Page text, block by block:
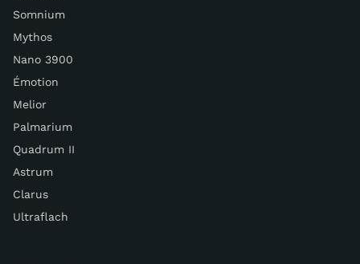
Somnium
Mythos
Nano 3900
Émotion
Melior
Palmarium
Quadrum II
Astrum
Clarus
Ultraflach